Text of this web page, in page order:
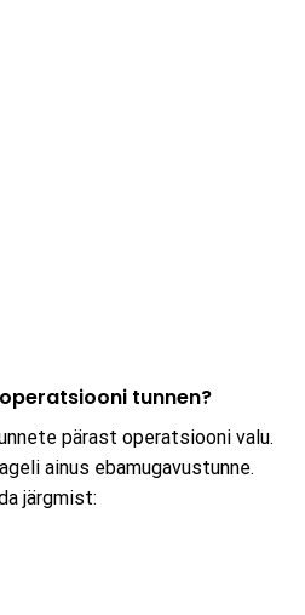
tunnen?
pärast operatsiooni valu.
ainus ebamugavustunne.
järgmist: